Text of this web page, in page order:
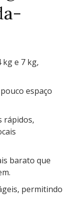
kg e 7 kg,
espaço
rápidos,
barato que
permitindo